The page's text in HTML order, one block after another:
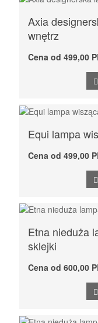
Axia
wnętrz
Cena od 499,00
Equi lampa
Cena od 499,00
Etna nieduża
sklejki
Cena od 600,00